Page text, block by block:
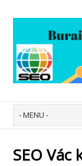
SEO Vác